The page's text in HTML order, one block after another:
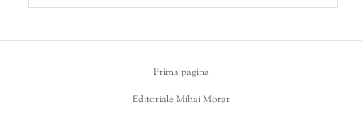
Prima pagina
Editoriale Mihai Morar